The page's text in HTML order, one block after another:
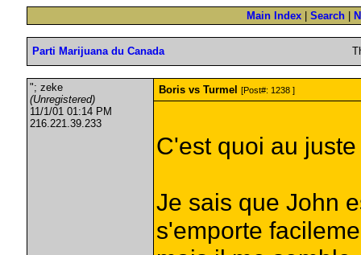
Main Index Search
Parti Marijuana du Canada
"; zeke
(Unregistered)
11/1/01 01:14 PM
216.221.39.233
Boris vs Turmel [Post#: 1238 ]
C'est quoi au
Je sais que John
s'emporte